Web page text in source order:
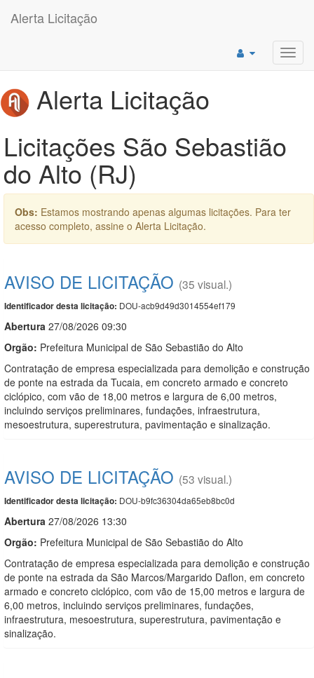
Alerta Licitação
Alerta Licitação
Licitações São Sebastião
do Alto (RJ)
Obs: Estamos mostrando apenas algumas licitações. Para ter
acesso completo, assine o Alerta Licitação.
AVISO DE LICITAÇÃO (35 visual.)
Identificador desta licitação: DOU-acb9d49d3014554ef179
Abertura 27/08/2026 09:30
Orgão: Prefeitura Municipal de São Sebastião do Alto
Contratação de empresa especializada para demolição e construção
de ponte na estrada da Tucaia, em concreto armado e concreto
ciclópico, com vão de 18,00 metros e largura de 6,00 metros,
incluindo serviços preliminares, fundações, infraestrutura,
mesoestrutura, superestrutura, pavimentação e sinalização.
AVISO DE LICITAÇÃO (53 visual.)
Identificador desta licitação: DOU-b9fc36304da65eb8bc0d
Abertura 27/08/2026 13:30
Orgão: Prefeitura Municipal de São Sebastião do Alto
Contratação de empresa especializada para demolição e construção
de ponte na estrada da São Marcos/Margarido Daflon, em concreto
armado e concreto ciclópico, com vão de 15,00 metros e largura de
6,00 metros, incluindo serviços preliminares, fundações,
infraestrutura, mesoestrutura, superestrutura, pavimentação e
sinalização.